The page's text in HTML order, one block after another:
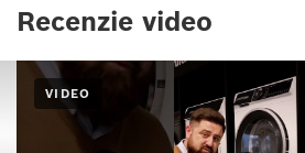
Recenzie video
VIDEO